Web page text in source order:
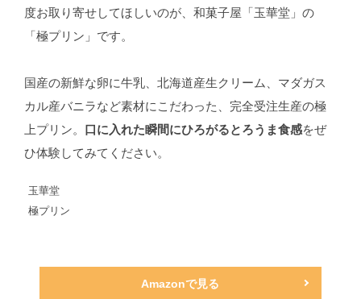
度お取り寄せしてほしいのが、和菓子屋「玉華堂」の
「極プリン」です。
国産の新鮮な卵に牛乳、北海道産生クリーム、マダガス
カル産バニラなど素材にこだわった、完全受注生産の極
上プリン。 口に入れた瞬間にひろがるとろうま食感をぜ
ひ体験してみてください。
玉華堂
極プリン
Amazonで見る